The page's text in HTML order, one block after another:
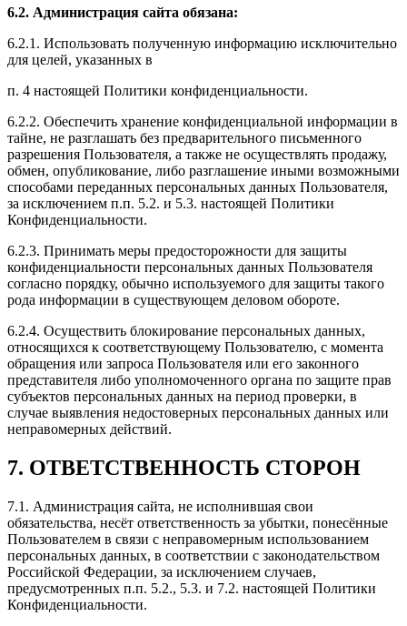
6.2. Администрация сайта обязана:
6.2.1. Использовать полученную информацию исключительно
для целей, указанных в
п. 4 настоящей Политики конфиденциальности.
6.2.2. Обеспечить хранение конфиденциальной информации в
тайне, не разглашать без предварительного письменного
разрешения Пользователя, а также не осуществлять продажу,
обмен, опубликование, либо разглашение иными возможными
способами переданных персональных данных Пользователя,
за исключением п.п. 5.2. и 5.3. настоящей Политики
Конфиденциальности.
6.2.3. Принимать меры предосторожности для защиты
конфиденциальности персональных данных Пользователя
согласно порядку, обычно используемого для защиты такого
рода информации в существующем деловом обороте.
6.2.4. Осуществить блокирование персональных данных,
относящихся к соответствующему Пользователю, с момента
обращения или запроса Пользователя или его законного
представителя либо уполномоченного органа по защите прав
субъектов персональных данных на период проверки, в
случае выявления недостоверных персональных данных или
неправомерных действий.
7. ОТВЕТСТВЕННОСТЬ СТОРОН
7.1. Администрация сайта, не исполнившая свои
обязательства, несёт ответственность за убытки, понесённые
Пользователем в связи с неправомерным использованием
персональных данных, в соответствии с законодательством
Российской Федерации, за исключением случаев,
предусмотренных п.п. 5.2., 5.3. и 7.2. настоящей Политики
Конфиденциальности.